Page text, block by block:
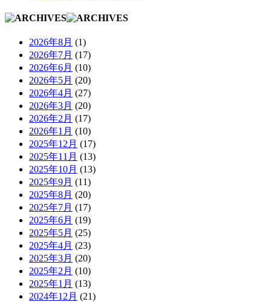
2026年8月 (1)
2026年7月 (17)
2026年6月 (10)
2026年5月 (20)
2026年4月 (27)
2026年3月 (20)
2026年2月 (17)
2026年1月 (10)
2025年12月 (17)
2025年11月 (13)
2025年10月 (13)
2025年9月 (11)
2025年8月 (20)
2025年7月 (17)
2025年6月 (19)
2025年5月 (25)
2025年4月 (23)
2025年3月 (20)
2025年2月 (10)
2025年1月 (13)
2024年12月 (21)